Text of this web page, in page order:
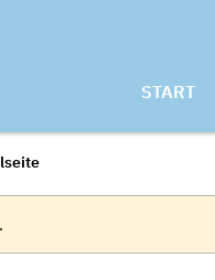
START